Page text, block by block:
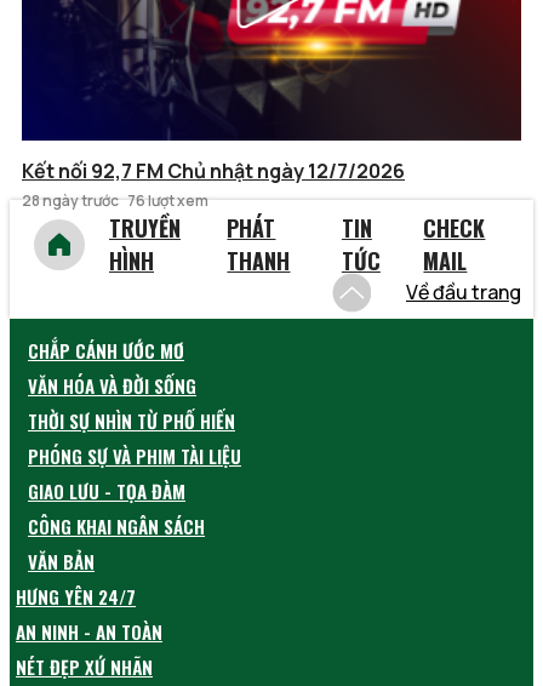
Kết nối 92,7 FM Chủ nhật ngày 12/7/2026
28 ngày trước 76 lượt xem
TRUYỀN
HÌNH
PHÁT
THANH
TIN
TỨC
CHECK
MAIL
Về đầu trang
CHẮP CÁNH ƯỚC MƠ
VĂN HÓA VÀ ĐỜI SỐNG
THỜI SỰ NHÌN TỪ PHỐ HIẾN
PHÓNG SỰ VÀ PHIM TÀI LIỆU
GIAO LƯU - TỌA ĐÀM
CÔNG KHAI NGÂN SÁCH
VĂN BẢN
HƯNG YÊN 24/7
AN NINH - AN TOÀN
NÉT ĐẸP XỨ NHÃN